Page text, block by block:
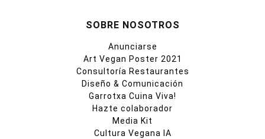
SOBRE NOSOTROS
Anunciarse
Art Vegan Poster 2021
Consultoría Restaurantes
Diseño & Comunicación
Garrotxa Cuina Viva!
Hazte colaborador
Media Kit
Cultura Vegana IA